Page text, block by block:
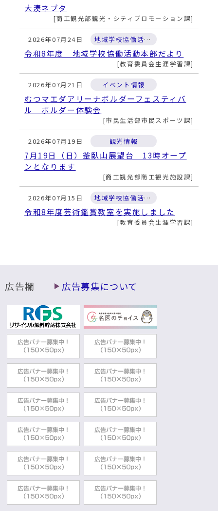
大湊ネブタ
商工観光部観光・シティプロモーション課
2026年07月24日 地域学校協働活動推進事業
令和8年度 地域学校協働活動本部だより
教育委員会生涯学習課
2026年07月21日 イベント情報
むつマエダアリーナボルダーフェスティバ
ル ボルダー体験会
市民生活部市民スポーツ課
2026年07月19日 観光情報
7月19日（日）釜臥山展望台 13時オープ
ンとなります
商工観光部商工観光施設課
2026年07月15日 地域学校協働活動推進事業
令和8年度芸術鑑賞教室を実施しました
教育委員会生涯学習課
むつ市内スポーツクラブ紹介
市民生活部市民スポーツ課
2026年07月03日 公民館イベント情報
第76回下北美術展（児童・生徒の部）展覧
会開催
教育委員会中央公民館
2026年06月30日 スポーツイベント
令和８年度 鹿島アントラーズサッカー教
室
市民生活部市民スポーツ課
2026年06月24日 二十歳の集い
令和9年むつ市二十歳の集い メッセージ披
露者募集
教育委員会生涯学習課
広告欄 広告募集について